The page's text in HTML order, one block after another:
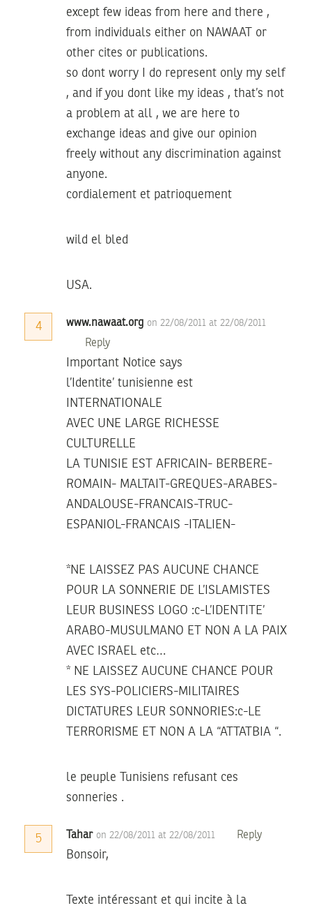
except few ideas from here and there ,
from individuals either on NAWAAT or
other cites or publications.
so dont worry I do represent only my self
, and if you dont like my ideas , that’s not
a problem at all , we are here to
exchange ideas and give our opinion
freely without any discrimination against
anyone.
cordialement et patrioquement
wild el bled
USA.
4 www.nawaat.org on 22/08/2011 at 22/08/2011
Reply
Important Notice says
l’Identite’ tunisienne est
INTERNATIONALE
AVEC UNE LARGE RICHESSE
CULTURELLE
LA TUNISIE EST AFRICAIN- BERBERE-
ROMAIN- MALTAIT-GREQUES-ARABES-
ANDALOUSE-FRANCAIS-TRUC-
ESPANIOL-FRANCAIS -ITALIEN-
*NE LAISSEZ PAS AUCUNE CHANCE
POUR LA SONNERIE DE L’ISLAMISTES
LEUR BUSINESS LOGO :c-L’IDENTITE’
ARABO-MUSULMANO ET NON A LA PAIX
AVEC ISRAEL etc…
* NE LAISSEZ AUCUNE CHANCE POUR
LES SYS-POLICIERS-MILITAIRES
DICTATURES LEUR SONNORIES:c-LE
TERRORISME ET NON A LA “ATTATBIA “.
le peuple Tunisiens refusant ces
sonneries .
5 Tahar on 22/08/2011 at 22/08/2011 Reply
Bonsoir,
Texte intéressant et qui incite à la